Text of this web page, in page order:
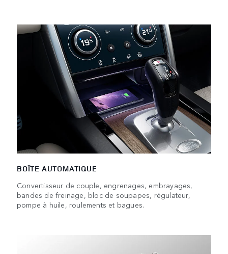
BOÎTE AUTOMATIQUE
Convertisseur de couple, engrenages, embrayages,
bandes de freinage, bloc de soupapes, régulateur,
pompe à huile, roulements et bagues.